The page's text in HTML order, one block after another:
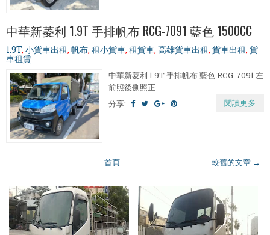
中華新菱利 1.9T 手排帆布 RCG-7091 藍色 1500CC
1.9T, 小貨車出租, 帆布, 租小貨車, 租貨車, 高雄貨車出租, 貨車出租, 貨
車租賃
中華新菱利 1.9T 手排帆布 藍色 RCG-7091 左
前照後側照正...
分享:
閱讀更多
較舊的文章 →
首頁